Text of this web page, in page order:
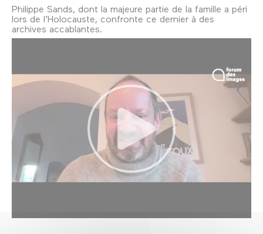
Philippe Sands, dont la majeure partie de la famille a péri
lors de l’Holocauste, confronte ce dernier à des
archives accablantes.